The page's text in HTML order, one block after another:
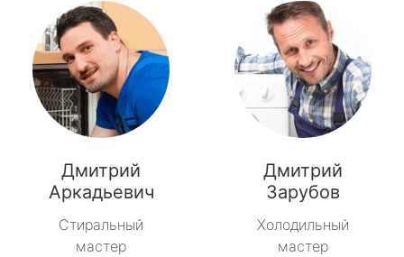
Дмитрий
Аркадьевич
Стиральный
мастер
Дмитрий
Зарубов
Холодильный
мастер